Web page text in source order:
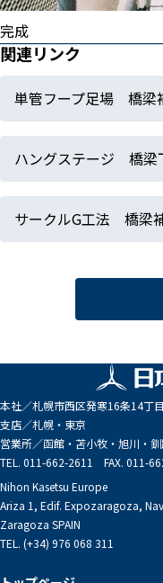
完成
関連リンク
単管フープ足場 橋梁
ハングステージ 橋梁
サークルG工法 橋梁
本社／札幌市西区発寒16条14丁
支店／札幌・東京
営業所／函館・苫小牧・旭川・
TEL. 011-662-2611 FAX. 011-
Nihon Kasetsu Europe
Ariza 1, Edif. Expozaragoza,
Zaragoza SPAIN
TEL. (+34) 976 068 311